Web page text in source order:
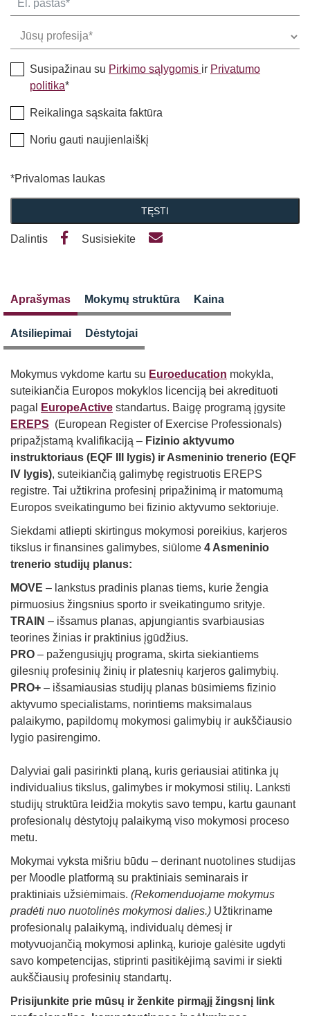
Susipažinau su Pirkimo sąlygomis ir Privatumo
politika*
Reikalinga sąskaita faktūra
Noriu gauti naujienlaiškį
*Privalomas laukas
TĘSTI
Dalintis Susisiekite
Aprašymas Mokymų struktūra Kaina
Atsiliepimai Dėstytojai
Mokymus vykdome kartu su Euroeducation mokykla,
suteikiančia Europos mokyklos licenciją bei akredituoti
pagal
EuropeActive standartus. Baigę programą įgysite
EREPS (European Register of Exercise Professionals)
pripažįstamą kvalifikaciją – Fizinio aktyvumo
instruktoriaus (EQF III lygis) ir Asmeninio trenerio (EQF
IV lygis), suteikiančią galimybę registruotis EREPS
registre. Tai užtikrina profesinį pripažinimą ir matomumą
Europos sveikatingumo bei fizinio aktyvumo sektoriuje.
Siekdami atliepti skirtingus mokymosi poreikius, karjeros
tikslus ir finansines galimybes, siūlome 4 Asmeninio
trenerio studijų planus:
MOVE – lankstus pradinis planas tiems, kurie žengia
pirmuosius žingsnius sporto ir sveikatingumo srityje.
TRAIN – išsamus planas, apjungiantis svarbiausias
teorines žinias ir praktinius įgūdžius.
PRO – pažengusiųjų programa, skirta siekiantiems
gilesnių profesinių žinių ir platesnių karjeros galimybių.
PRO+ – išsamiausias studijų planas būsimiems fizinio
aktyvumo specialistams, norintiems maksimalaus
palaikymo, papildomų mokymosi galimybių ir aukščiausio
lygio pasirengimo.
Dalyviai gali pasirinkti planą, kuris geriausiai atitinka jų
individualius tikslus, galimybes ir mokymosi stilių. Lanksti
studijų struktūra leidžia mokytis savo tempu, kartu gaunant
profesionalų dėstytojų palaikymą viso mokymosi proceso
metu.
Mokymai vyksta mišriu būdu – derinant nuotolines studijas
per Moodle platformą su praktiniais seminarais ir
praktiniais užsiėmimais. (Rekomenduojame mokymus
pradėti nuo nuotolinės mokymosi dalies.) Užtikriname
profesionalų palaikymą, individualų dėmesį ir
motyvuojančią mokymosi aplinką, kurioje galėsite ugdyti
savo kompetencijas, stiprinti pasitikėjimą savimi ir siekti
aukščiausių profesinių standartų.
Prisijunkite prie mūsų ir ženkite pirmąjį žingsnį link